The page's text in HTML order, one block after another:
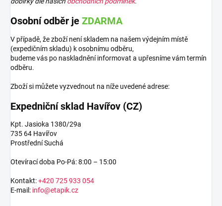
Osobní odběr je ZDARMA
V případě, že zboží není skladem na našem výdejním místě
(expedičním skladu) k osobnímu odběru,
budeme vás po naskladnění informovat a upřesníme vám termín
odběru.
Zboží si můžete vyzvednout na níže uvedené adrese:
Expedniční sklad Havířov (CZ)
Kpt. Jasioka 1380/29a
735 64 Havířov
Prostřední Suchá
Otevírací doba Po-Pá: 8:00 – 15:00
Kontakt:+420 725 933 054
E-mail: info@etapik.cz